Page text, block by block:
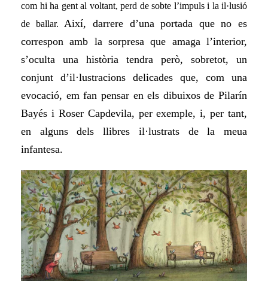
com hi ha gent al voltant, perd de sobte l’impuls i la il·lusió
de ballar. Així, darrere d’una portada que no es
correspon amb la sorpresa que amaga l’interior,
s’oculta una història tendra però, sobretot, un
conjunt d’il·lustracions delicades que, com una
evocació, em fan pensar en els dibuixos de Pilarín
Bayés i Roser Capdevila, per exemple, i, per tant,
en alguns dels llibres il·lustrats de la meua
infantesa.